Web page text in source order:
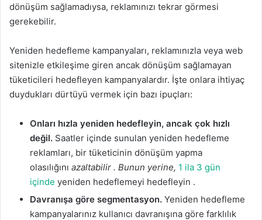
dönüşüm sağlamadıysa, reklamınızı tekrar görmesi
gerekebilir.
Yeniden hedefleme kampanyaları, reklamınızla veya web
sitenizle etkileşime giren ancak dönüşüm sağlamayan
tüketicileri hedefleyen kampanyalardır. İşte onlara ihtiyaç
duydukları dürtüyü vermek için bazı ipuçları:
Onları hızla yeniden hedefleyin, ancak çok hızlı
değil. Saatler içinde sunulan yeniden hedefleme
reklamları, bir tüketicinin dönüşüm yapma
olasılığını azaltabilir . Bunun yerine, 1 ila 3 gün
içinde yeniden hedeflemeyi hedefleyin .
Davranışa göre segmentasyon. Yeniden hedefleme
kampanyalarınız kullanıcı davranışına göre farklılık